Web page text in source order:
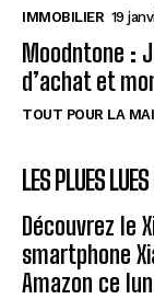
IMMOBILIER 19
Moodntone :
d’achat et
TOUT POUR LA
LES PLUES
Découvrez le
smartphone
Amazon ce